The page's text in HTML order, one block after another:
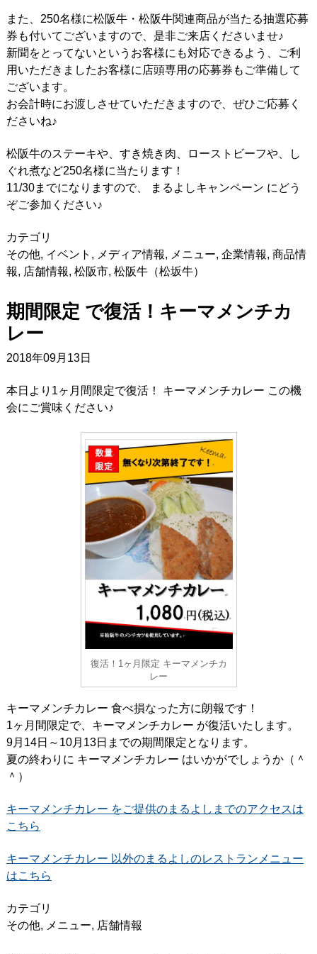
また、250名様に松阪牛・松阪牛関連商品が当たる抽選応募
券も付いてございますので、是非ご来店くださいませ♪
新聞をとってないというお客様にも対応できるよう、ご利
用いただきましたお客様に店頭専用の応募券もご準備して
ございます。
お会計時にお渡しさせていただきますので、ぜひご応募く
ださいね♪
松阪牛のステーキや、すき焼き肉、ローストビーフや、し
ぐれ煮など250名様に当たります！
11/30までになりますので、 まるよしキャンペーン にどう
ぞご参加ください♪
カテゴリ
その他, イベント , メディア情報, メニュー, 企業情報, 商品情
報, 店舗情報, 松阪市, 松阪牛（松坂牛）
期間限定 で復活！キーマメンチカ
レー
2018年09月13日
本日より1ヶ月間限定で復活！ キーマメンチカレー この機
会にご賞味ください♪
復活！1ヶ月限定 キーマメンチカ
レー
キーマメンチカレー 食べ損なった方に朗報です！
1ヶ月間限定で、キーマメンチカレー が復活いたします。
9月14日～10月13日までの期間限定となります。
夏の終わりに キーマメンチカレー はいかがでしょうか（＾
＾）
キーマメンチカレー をご提供のまるよしまでのアクセスは
こちら
キーマメンチカレー 以外のまるよしのレストランメニュー
はこちら
カテゴリ
その他, メニュー, 店舗情報